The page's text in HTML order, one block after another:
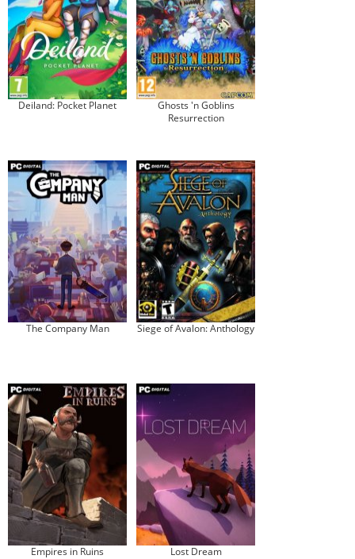
Deiland: Pocket Planet
Ghosts 'n Goblins
Resurrection
The Company Man Siege of Avalon: Anthology
Empires in Ruins Lost Dream